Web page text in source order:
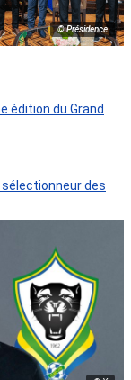
© Présidence
édition du Grand
sélectionneur des